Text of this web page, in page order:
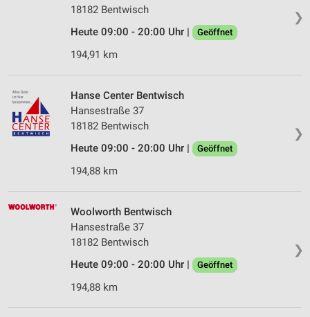
❯
18182 Bentwisch
Heute 09:00 - 20:00 Uhr |
Geöffnet
194,91 km
❯
Hanse Center Bentwisch
Hansestraße 37
18182 Bentwisch
Heute 09:00 - 20:00 Uhr |
Geöffnet
194,88 km
❯
Woolworth Bentwisch
Hansestraße 37
18182 Bentwisch
Heute 09:00 - 20:00 Uhr |
Geöffnet
194,88 km